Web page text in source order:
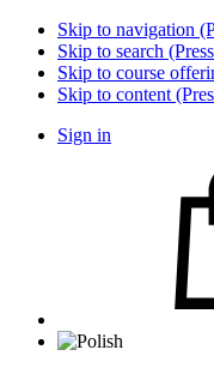
Skip to navigation
Skip to search
Skip to course
Skip to content
Sign in